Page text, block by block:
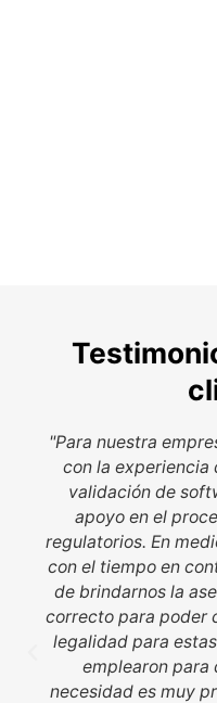
"Para nuestra
con la experiencia
validación de
apoyo en el
regulatorios. En
con el tiempo en
de brindarnos la
correcto para poder
legalidad para
emplearon para
necesidad es muy